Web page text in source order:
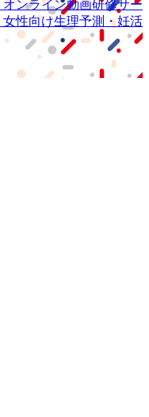
オンライン動画研修サー
女性向け生理予測・妊活